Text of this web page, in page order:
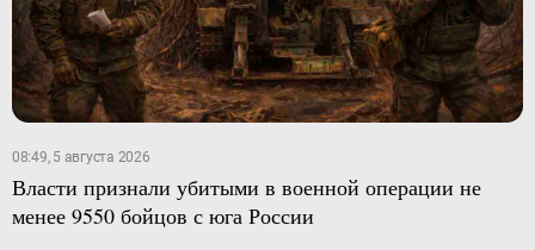
08:49, 5 августа 2026
Власти признали убитыми в военной операции не
менее 9550 бойцов с юга России